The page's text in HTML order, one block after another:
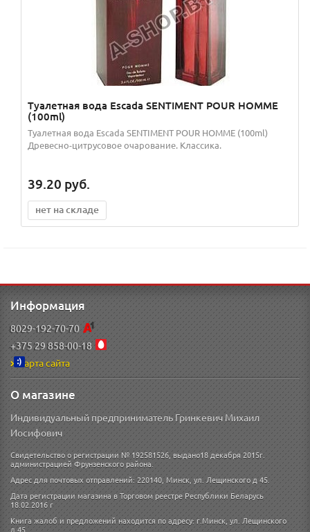
Туалетная вода Escada SENTIMENT POUR HOMME
(100ml)
Туалетная вода Escada SENTIMENT POUR HOMME (100ml)
Древесно-цитрусовое очарование. Классика.
39.20 руб.
нет на складе
Информация
8029-192-70-70
+375 29 858-00-18
Карта сайта
О магазине
Индивидуальный предприниматель Гринкевич Михаил
Иосифович
Свидетельство о регистрации № 192581526, выдано18 декабря 2015г.
администрацией Фрунзенского района.
Адрес для почтовых отправлений: 220140, Минск, ул. Лещинского д 45.
Дата регистрации магазина в Торговом реестре Республики Беларусь
18.02.2016 г
Книга жалоб и предложений находится по адресу: г.Минск, ул. Лещинского
д.45.